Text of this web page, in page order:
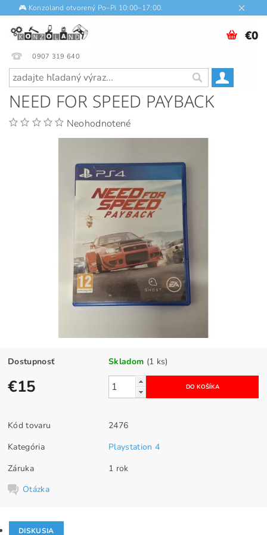
🎮 Konzoland otvorený Po–Pi 10:00–17:00.
0907 319 640
€0
NEED FOR SPEED PAYBACK
Neohodnotené
Dostupnosť Skladom (1 ks)
€15
Kód tovaru
2476
Kategória
Playstation 4
Záruka
1 rok
Otázka
DISKUSIA